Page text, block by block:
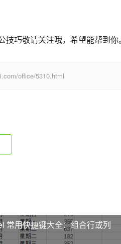
技巧敬请关注哦，希望能帮到你。
office/5310.html
常用快捷键大全：组合行或列